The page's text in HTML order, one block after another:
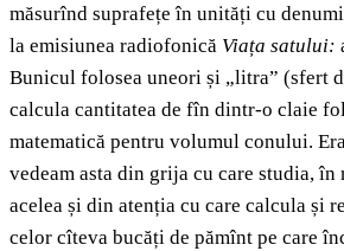
măsurînd suprafețe în unități cu
la emisiunea radiofonică Viața satului:
Bunicul folosea uneori și „litra” (sfert
calcula cantitatea de fîn dintr-o claie
matematică pentru volumul conului.
vedeam asta din grija cu care studia,
acelea și din atenția cu care calcula și
celor cîteva bucăți de pămînt pe care